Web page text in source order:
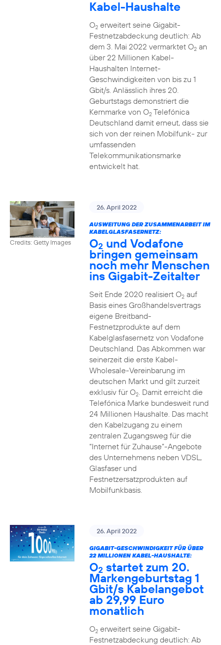
Kabel-Haushalte
O2erweitert seine Gigabit-
Festnetzabdeckung deutlich: Ab
dem 3. Mai 2022 vermarktet O2an
über 22 Millionen Kabel-
Haushalten Internet-
Geschwindigkeiten von bis zu 1
Gbit/s. Anlässlich ihres 20.
Geburtstags demonstriert die
Kernmarke von O2Telefónica
Deutschland damit erneut, dass sie
sich von der reinen Mobilfunk- zur
umfassenden
Telekommunikationsmarke
entwickelt hat.
Credits: Getty Images
26. April 2022
AUSWEITUNG DER ZUSAMMENARBEIT IM
KABELGLASFASERNETZ:
O2 und Vodafone
bringen gemeinsam
noch mehr Menschen
ins Gigabit-Zeitalter
Seit Ende 2020 realisiert O2auf
Basis eines Großhandelsvertrags
eigene Breitband-
Festnetzprodukte auf dem
Kabelglasfasernetz von Vodafone
Deutschland. Das Abkommen war
seinerzeit die erste Kabel-
Wholesale-Vereinbarung im
deutschen Markt und gilt zurzeit
exklusiv für O2. Damit erreicht die
Telefónica Marke bundesweit rund
24 Millionen Haushalte. Das macht
den Kabelzugang zu einem
zentralen Zugangsweg für die
“Internet für Zuhause”-Angebote
des Unternehmens neben VDSL,
Glasfaser und
Festnetzersatzprodukten auf
Mobilfunkbasis.
26. April 2022
GIGABIT-GESCHWINDIGKEIT FÜR ÜBER
22 MILLIONEN KABEL-HAUSHALTE:
O2 startet zum 20.
Markengeburtstag 1
Gbit/s Kabelangebot
ab 29,99 Euro
monatlich
O2erweitert seine Gigabit-
Festnetzabdeckung deutlich: Ab